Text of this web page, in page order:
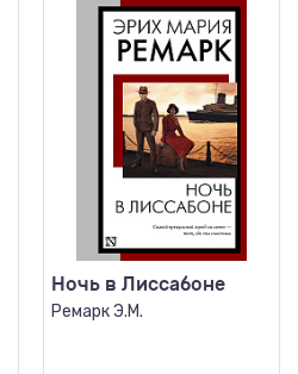
Ночь в Лиссабоне
Ремарк Э.М.